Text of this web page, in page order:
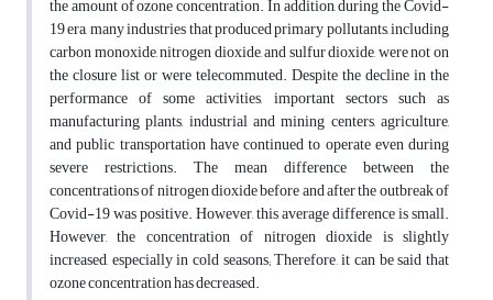
the amount of ozone concentration.In addition, during the Covid-
19 era, many industries that produced primary pollutants, including
carbon monoxide, nitrogen dioxide, and sulfur dioxide, were not on
the closure list or were telecommuted.Despite the decline in the
performance of some activities, important sectors such as
manufacturing plants, industrial and mining centers, agriculture,
and public transportation have continued to operate even during
severe restrictions. The mean difference between the
concentrations of nitrogen dioxide before and after the outbreak of
Covid-19 was positive.However, this average difference is small.
However, the concentration of nitrogen dioxide is slightly
increased, especially in cold seasons; Therefore, it can be said that
ozone concentration has decreased.